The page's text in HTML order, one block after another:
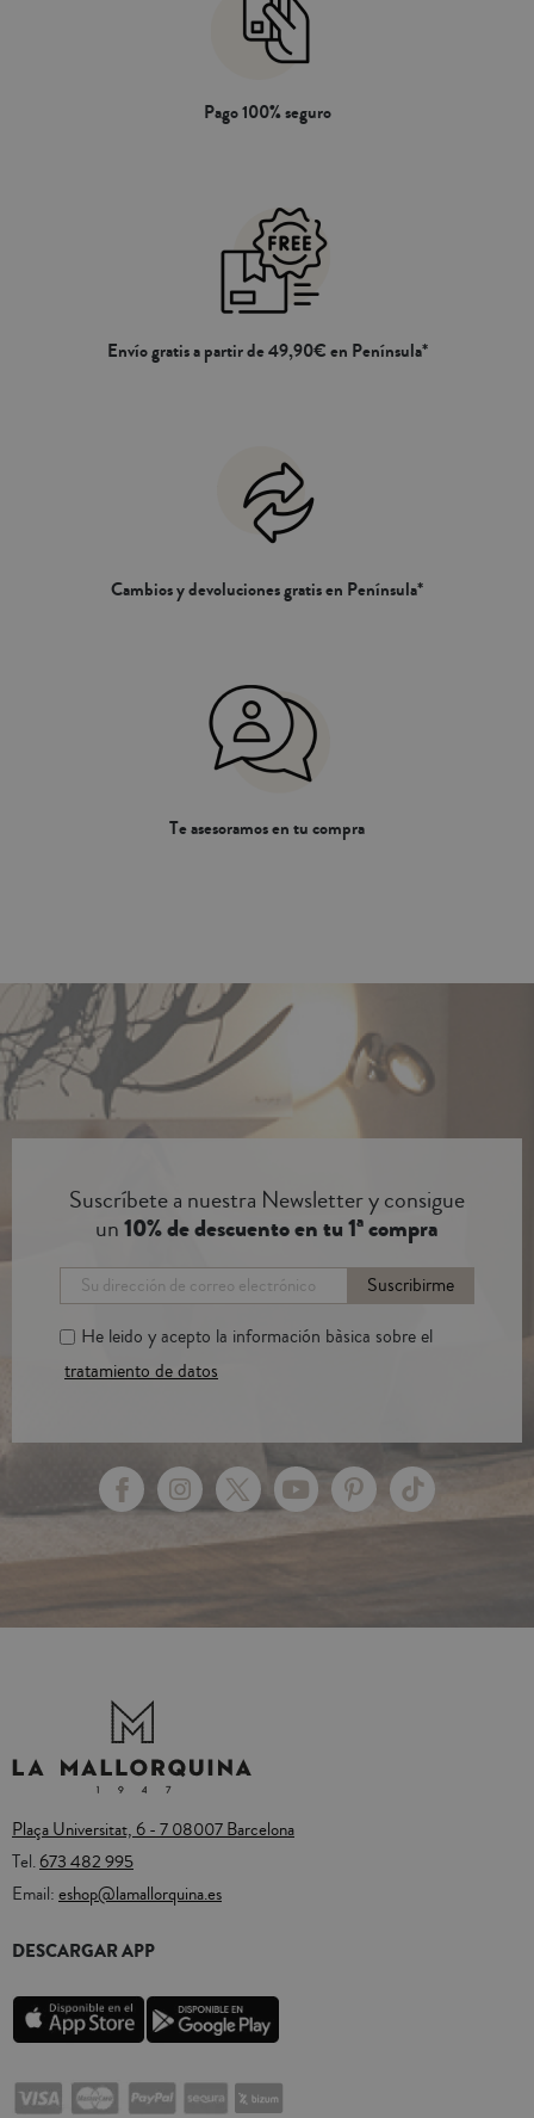
Pago 100% seguro
Envío gratis a partir de 49,90€ en Península*
Cambios y devoluciones gratis en Península*
Te asesoramos en tu compra
Suscríbete a nuestra Newsletter y consigue
un10% de descuento en tu 1ª compra
Suscribirme
He leido y acepto la información bàsica sobre el
tratamiento de datos
Plaça Universitat, 6 - 7 08007 Barcelona
Tel.673 482 995
Email:eshop@lamallorquina.es
DESCARGAR APP